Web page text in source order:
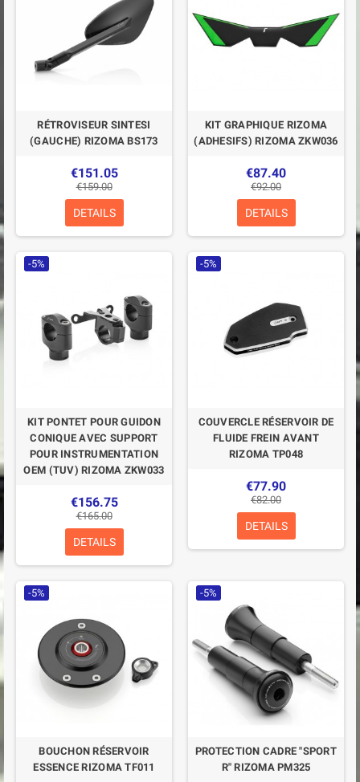
RÉTROVISEUR SINTESI
(GAUCHE) RIZOMA BS173
€151.05
€159.00
DETAILS
KIT GRAPHIQUE RIZOMA
(ADHESIFS) RIZOMA ZKW036
€87.40
€92.00
DETAILS
-5%
KIT PONTET POUR GUIDON
CONIQUE AVEC SUPPORT
POUR INSTRUMENTATION
OEM (TUV) RIZOMA ZKW033
€156.75
€165.00
DETAILS
-5%
COUVERCLE RÉSERVOIR DE
FLUIDE FREIN AVANT
RIZOMA TP048
€77.90
€82.00
DETAILS
-5%
BOUCHON RÉSERVOIR
ESSENCE RIZOMA TF011
-5%
PROTECTION CADRE "SPORT
R" RIZOMA PM325